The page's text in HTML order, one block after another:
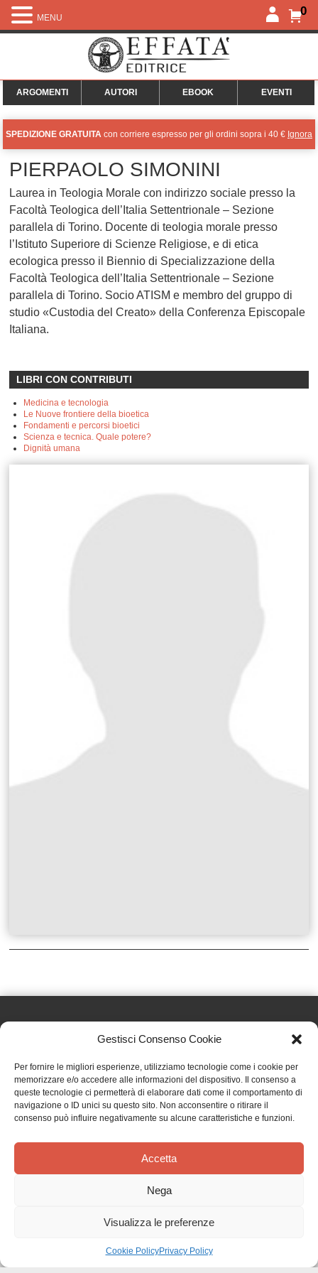
Gestisci Consenso Cookie
Per fornire le migliori esperienze, utilizziamo tecnologie come i cookie per
memorizzare e/o accedere alle informazioni del dispositivo. Il consenso a
queste tecnologie ci permetterà di elaborare dati come il comportamento di
navigazione o ID unici su questo sito. Non acconsentire o ritirare il
consenso può influire negativamente su alcune caratteristiche e funzioni.
Accetta
Nega
Visualizza le preferenze
Cookie PolicyPrivacy Policy
0
ARGOMENTI AUTORI EBOOK EVENTI
SPEDIZIONE GRATUITA con corriere espresso per gli ordini sopra i 40 € Ignora
PIERPAOLO SIMONINI
Laurea in Teologia Morale con indirizzo sociale presso la
Facoltà Teologica dell’Italia Settentrionale – Sezione
parallela di Torino. Docente di teologia morale presso
l’Istituto Superiore di Scienze Religiose, e di etica
ecologica presso il Biennio di Specializzazione della
Facoltà Teologica dell’Italia Settentrionale – Sezione
parallela di Torino. Socio ATISM e membro del gruppo di
studio «Custodia del Creato» della Conferenza Episcopale
Italiana.
LIBRI CON CONTRIBUTI
Medicina e tecnologia
Le Nuove frontiere della bioetica
Fondamenti e percorsi bioetici
Scienza e tecnica. Quale potere?
Dignità umana
Effatà Editrice di Pellegrino Paolo SAS
C.F. e P.IVA 09655250018
Via Tre Denti, 1 - 10060 Cantalupa (TO)
Telefono: (+39) 0121 353452 - Fax: (+39) 0121 353839
TERMINI E CONDIZIONI
MENU